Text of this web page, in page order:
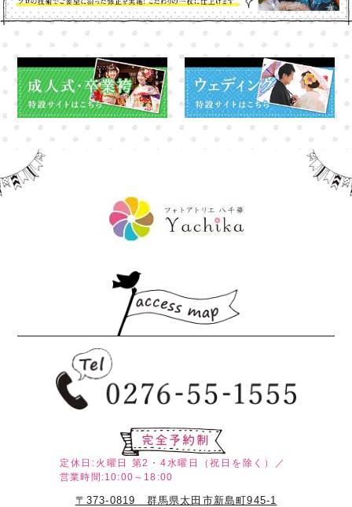
定休日:火曜日
第2・4水曜日（祝日を除く）／
営業時間:10:00～18:00
〒373-0819 群馬県太田市新島町945-1